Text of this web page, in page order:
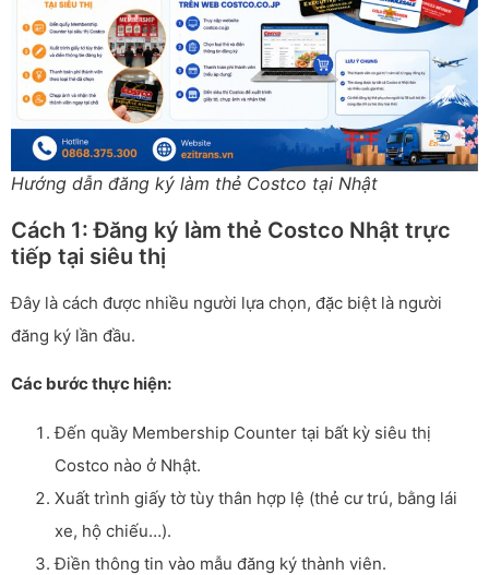
Hướng dẫn đăng ký làm thẻ Costco tại Nhật
Cách 1: Đăng ký làm thẻ Costco Nhật trực
tiếp tại siêu thị
Đây là cách được nhiều người lựa chọn, đặc biệt là người
đăng ký lần đầu.
Các bước thực hiện:
Đến quầy Membership Counter tại bất kỳ siêu thị
Costco nào ở Nhật.
Xuất trình giấy tờ tùy thân hợp lệ (thẻ cư trú, bằng lái
xe, hộ chiếu…).
Điền thông tin vào mẫu đăng ký thành viên.